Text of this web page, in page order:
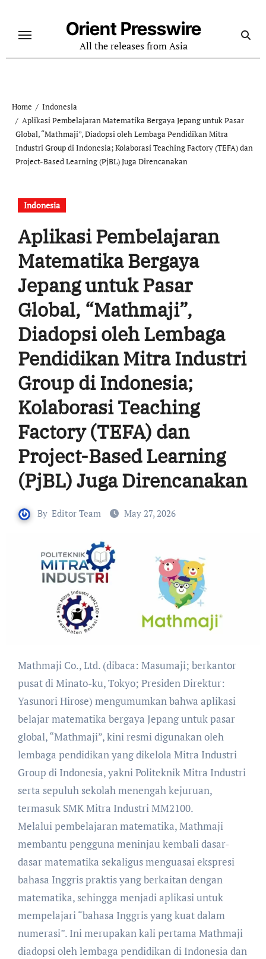
content
Orient Presswire
All the releases from Asia
Home
Indonesia
Aplikasi Pembelajaran Matematika Bergaya Jepang untuk Pasar
Global, “Mathmaji”, Diadopsi oleh Lembaga Pendidikan Mitra
Industri Group di Indonesia; Kolaborasi Teaching Factory (TEFA) dan
Project-Based Learning (PjBL) Juga Direncanakan
Indonesia
Aplikasi Pembelajaran
Matematika Bergaya
Jepang untuk Pasar
Global, “Mathmaji”,
Diadopsi oleh Lembaga
Pendidikan Mitra Industri
Group di Indonesia;
Kolaborasi Teaching
Factory (TEFA) dan
Project-Based Learning
(PjBL) Juga Direncanakan
By Editor Team May 27, 2026
Mathmaji Co., Ltd. (dibaca: Masumaji; berkantor
pusat di Minato-ku, Tokyo; Presiden Direktur:
Yasunori Hirose) mengumumkan bahwa aplikasi
belajar matematika bergaya Jepang untuk pasar
global, “Mathmaji”, kini resmi digunakan oleh
lembaga pendidikan yang dikelola Mitra Industri
Group di Indonesia, yakni Politeknik Mitra Industri
serta sepuluh sekolah menengah kejuruan,
termasuk SMK Mitra Industri MM2100.
Melalui pembelajaran matematika, Mathmaji
membantu pengguna meninjau kembali dasar-
dasar matematika sekaligus menguasai ekspresi
bahasa Inggris praktis yang berkaitan dengan
matematika, sehingga menjadi aplikasi untuk
mempelajari “bahasa Inggris yang kuat dalam
numerasi”. Ini merupakan kali pertama Mathmaji
diadopsi oleh lembaga pendidikan di Indonesia dan